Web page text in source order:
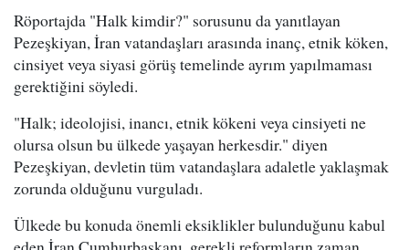
Röportajda "Halk kimdir?" sorusunu da yanıtlayan
Pezeşkiyan, İran vatandaşları arasında inanç, etnik köken,
cinsiyet veya siyasi görüş temelinde ayrım yapılmaması
gerektiğini söyledi.
"Halk; ideolojisi, inancı, etnik kökeni veya cinsiyeti ne
olursa olsun bu ülkede yaşayan herkesdir." diyen
Pezeşkiyan, devletin tüm vatandaşlara adaletle yaklaşmak
zorunda olduğunu vurguladı.
Ülkede bu konuda önemli eksiklikler bulunduğunu kabul